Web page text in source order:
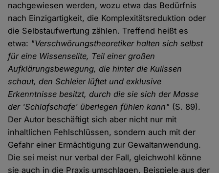
nachgewiesen werden, wozu etwa das Bedürfnis
nach Einzigartigkeit, die Komplexitätsreduktion oder
die Selbstaufwertung zählen. Treffend heißt es
etwa: "Verschwörungstheoretiker halten sich selbst
für eine Wissenselite, Teil einer großen
Aufklärungsbewegung, die hinter die Kulissen
schaut, den Schleier lüftet und exklusive
Erkenntnisse besitzt, durch die sie sich der Masse
der 'Schlafschafe' überlegen fühlen kann" (S. 89).
Der Autor beschäftigt sich aber nicht nur mit
inhaltlichen Fehlschlüssen, sondern auch mit der
Gefahr einer Ermächtigung zur Gewaltanwendung.
Die sei meist nur verbal der Fall, gleichwohl könne
sie auch in die Praxis umschlagen. Beispiele aus der